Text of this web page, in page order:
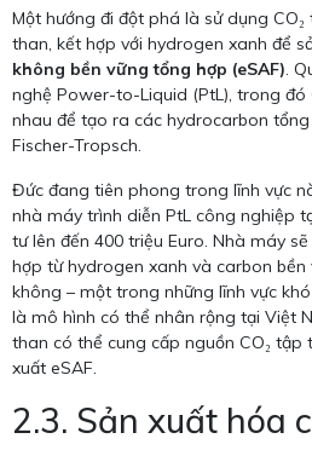
Một hướng đi đột phá là sử dụng
than, kết hợp với hydrogen xanh để
không bền vững tổng hợp (eSAF).
nghệ Power-to-Liquid (PtL), trong đó
nhau để tạo ra các hydrocarbon
Fischer-Tropsch.
Đức đang tiên phong trong lĩnh vực
nhà máy trình diễn PtL công nghiệp
tư lên đến 400 triệu Euro. Nhà máy
hợp từ hydrogen xanh và carbon
không – một trong những lĩnh vực
là mô hình có thể nhân rộng tại Việt
than có thể cung cấp nguồn CO₂ tập
xuất eSAF.
2.3. Sản xuất hóa